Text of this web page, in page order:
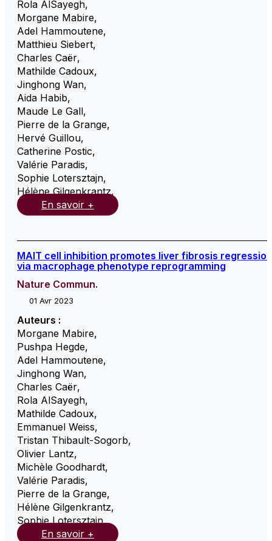
Rola AlSayegh,
Morgane Mabire,
Adel Hammoutene,
Matthieu Siebert,
Charles Caër,
Mathilde Cadoux,
Jinghong Wan,
Aida Habib,
Maude Le Gall,
Pierre de la Grange,
Hervé Guillou,
Catherine Postic,
Valérie Paradis,
Sophie Lotersztajn,
Hélène Gilgenkrantz,
En savoir +
MAIT cell inhibition promotes liver fibrosis regression
via macrophage phenotype reprogramming
Nature Commun.
01 Avr 2023
Auteurs :
Morgane Mabire,
Pushpa Hegde,
Adel Hammoutene,
Jinghong Wan,
Charles Caër,
Rola AlSayegh,
Mathilde Cadoux,
Emmanuel Weiss,
Tristan Thibault-Sogorb,
Olivier Lantz,
Michèle Goodhardt,
Valérie Paradis,
Pierre de la Grange,
Hélène Gilgenkrantz,
Sophie Lotersztajn,
En savoir +